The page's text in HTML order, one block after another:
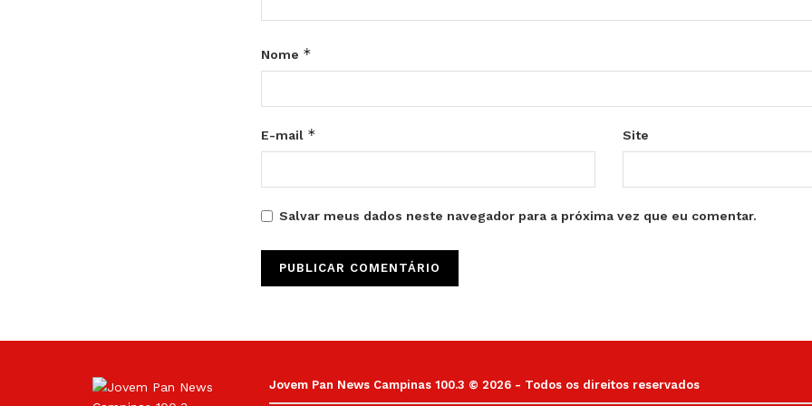
Nome *
E-mail * Site
Salvar meus dados neste navegador para a próxima vez que eu comentar.
Jovem Pan News Campinas 100.3 © 2026 - Todos os direitos reservados